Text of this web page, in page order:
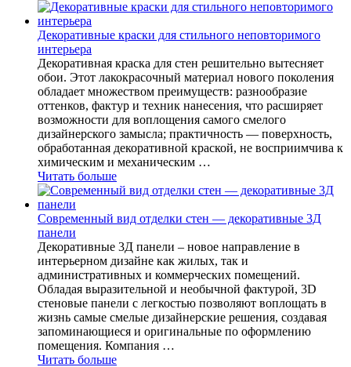
Декоративные краски для стильного неповторимого
интерьера
Декоративная краска для стен решительно вытесняет
обои. Этот лакокрасочный материал нового поколения
обладает множеством преимуществ: разнообразие
оттенков, фактур и техник нанесения, что расширяет
возможности для воплощения самого смелого
дизайнерского замысла; практичность — поверхность,
обработанная декоративной краской, не восприимчива к
химическим и механическим …
Читать больше
Современный вид отделки стен — декоративные 3Д
панели
Декоративные 3Д панели – новое направление в
интерьерном дизайне как жилых, так и
административных и коммерческих помещений.
Обладая выразительной и необычной фактурой, 3D
стеновые панели с легкостью позволяют воплощать в
жизнь самые смелые дизайнерские решения, создавая
запоминающиеся и оригинальные по оформлению
помещения. Компания …
Читать больше